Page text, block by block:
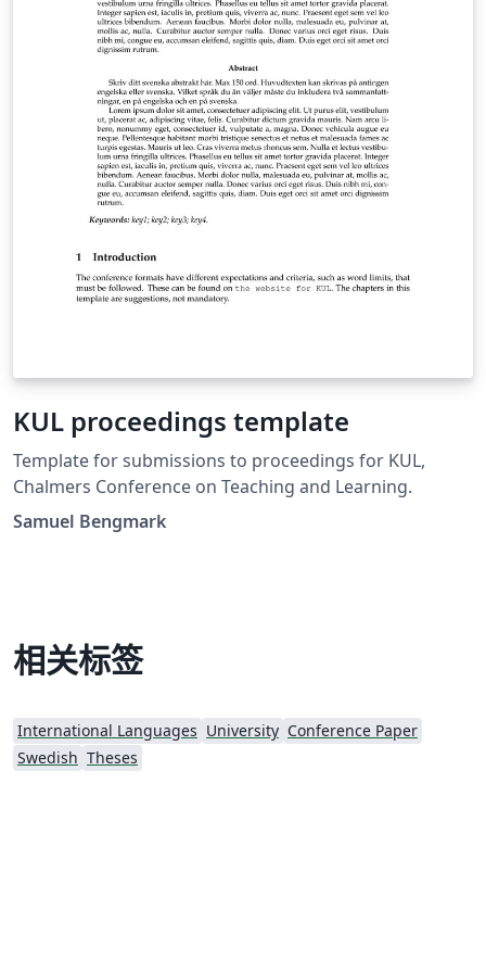
inte redan i mallen, men kan gå att lägga in för hand.
Mer information om mallens struktur och inställningar
finns att hitta i de två readme-filerna. Det finns också
en motsvarande engelsk mall.
KUL proceedings template
Template for submissions to proceedings for KUL,
Chalmers Conference on Teaching and Learning.
Samuel Bengmark
相关标签
International Languages University Conference Paper
Swedish Theses